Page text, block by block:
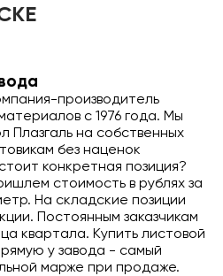
производитель
с 1976 года. Мы
Плазгаль на собственных
без наценок
конкретная позиция?
стоимость в рублях за
На складские позиции
Постоянным заказчикам
квартала. Купить листовой
у завода - самый
марже при продаже.